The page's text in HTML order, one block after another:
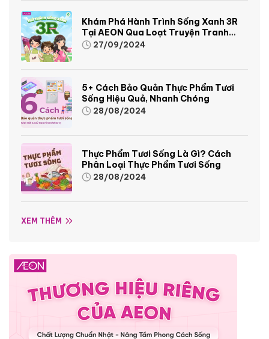
Khám Phá Hành Trình Sống Xanh 3R
Tại AEON Qua Loạt Truyện Tranh
Sinh Động Và Thú Vị
27/09/2024
5+ Cách Bảo Quản Thực Phẩm Tươi
Sống Hiệu Quả, Nhanh Chóng
28/08/2024
Thực Phẩm Tươi Sống Là Gì? Cách
Phân Loại Thực Phẩm Tươi Sống
28/08/2024
XEM THÊM